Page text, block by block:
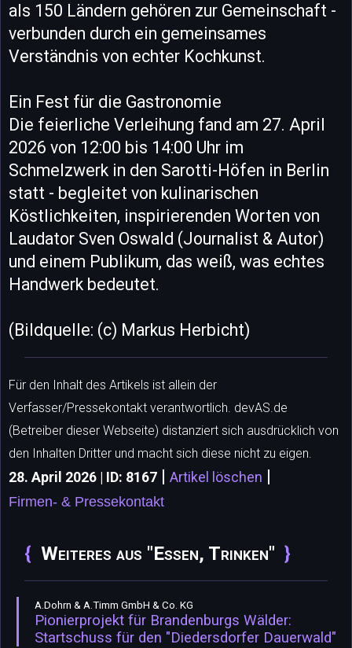
als 150 Ländern gehören zur Gemeinschaft -
verbunden durch ein gemeinsames
Verständnis von echter Kochkunst.
Ein Fest für die Gastronomie
Die feierliche Verleihung fand am 27. April
2026 von 12:00 bis 14:00 Uhr im
Schmelzwerk in den Sarotti-Höfen in Berlin
statt - begleitet von kulinarischen
Köstlichkeiten, inspirierenden Worten von
Laudator Sven Oswald (Journalist & Autor)
und einem Publikum, das weiß, was echtes
Handwerk bedeutet.
(Bildquelle: (c) Markus Herbicht)
Für den Inhalt des Artikels ist allein der
Verfasser/Pressekontakt verantwortlich. devAS.de
(Betreiber dieser Webseite) distanziert sich ausdrücklich von
den Inhalten Dritter und macht sich diese nicht zu eigen.
28. April 2026 | ID: 8167 | Artikel löschen |
Firmen- & Pressekontakt
Weiteres aus "Essen, Trinken"
A.Dohrn & A.Timm GmbH & Co. KG
Pionierprojekt für Brandenburgs Wälder:
Startschuss für den "Diedersdorfer Dauerwald"